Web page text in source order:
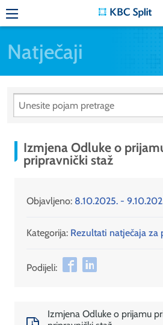
Natječaji
Izmjena Odluke o
pripravnički staž
Objavljeno: 8.10.2025. -
Kategorija: Rezultati natječaja za
Podijeli:
Izmjena Odluke o prijamu